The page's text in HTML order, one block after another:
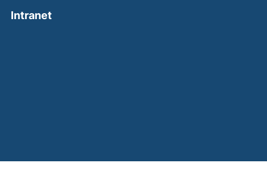
Intranet(external link, opens in a new window)